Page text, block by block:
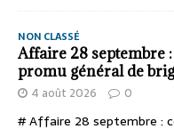
NON CLASSÉ
Affaire 28 septembre
promu général de
4 août 2026 0
# Affaire 28 septembre :